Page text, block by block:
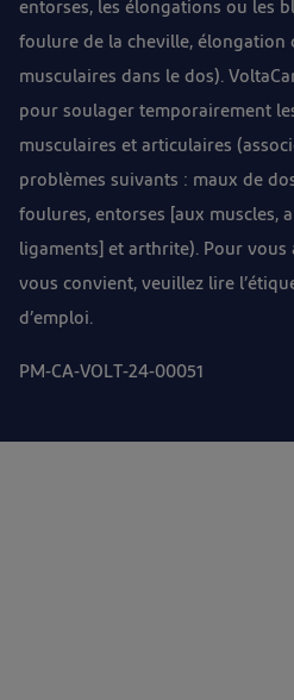
entorses, les élongations ou les
foulure de la cheville, élongation
musculaires dans le dos).
pour soulager temporairement
musculaires et articulaires
problèmes suivants : maux de
foulures, entorses [aux muscles,
ligaments] et arthrite). Pour
vous convient, veuillez lire
d’emploi.
PM-CA-VOLT-24-00051